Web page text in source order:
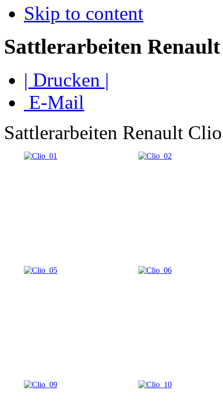
Skip to content
Sattlerarbeiten
| Drucken |
E-Mail
Sattlerarbeiten Renault Clio